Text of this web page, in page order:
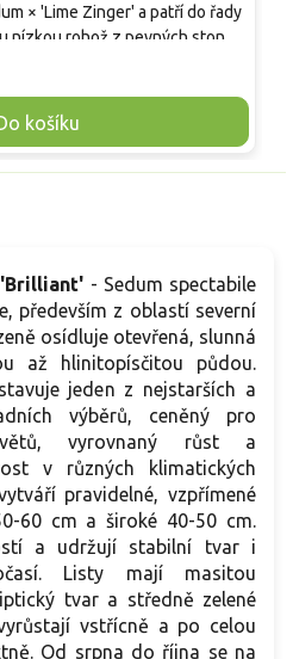
košíku
× 'Lime Zinger' a patří do řady
rohož z pevných stonků,
a 40–45 cm širokou. Drobné
slunci. Srpen–září nese
květů, která lákají
růst. Hodí se do štěrku
okraje záhonů.
'Brilliant' - Sedum spectabile
především z oblastí severní
osídluje otevřená, slunná
až hlinitopísčitou půdou.
jeden z nejstarších a
výběrů, ceněný pro
vyrovnaný růst a
v různých klimatických
pravidelné, vzpřímené
60 cm a široké 40-50 cm.
a udržují stabilní tvar i
Listy mají masitou
tvar a středně zelené
vstřícně a po celou
Od srpna do října se na